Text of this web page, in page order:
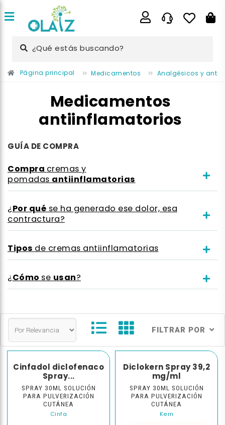
¿Qué estás buscando?
Página principal Medicamentos Analgésicos y
Medicamentos
antiinflamatorios
GUÍA DE COMPRA
Compracremas y
pomadasantiinflamatorias
¿Por quése ha generado ese dolor, esa
contractura?
Tiposdecremas antiinflamatorias
¿Cómoseusan?
FILTRAR POR
Cinfadol diclofenaco
Spray...
SPRAY 30ML SOLUCIÓN
PARA PULVERIZACIÓN
CUTÁNEA
Cinfa
Diclokern Spray 39,2
mg/ml
SPRAY 30ML SOLUCIÓN
PARA PULVERIZACIÓN
CUTÁNEA
Kern